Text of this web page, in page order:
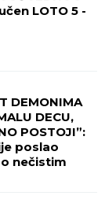
LOTO 5 -
DEMONIMA
DECU,
POSTOJI”:
poslao
nečistim